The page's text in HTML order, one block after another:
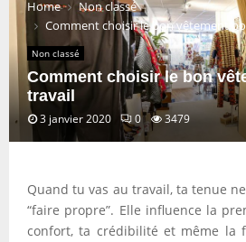
Home
Non classé
Comment choisir le bon vêtement
Non classé
Comment choisir le bon
travail
3 janvier 2020 0 3479
Quand tu vas au travail, ta tenue
“faire propre”. Elle influence la
confort, ta crédibilité et même la